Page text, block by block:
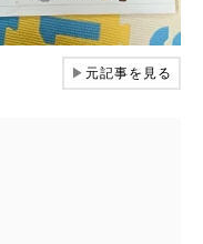
▶元記事を見る